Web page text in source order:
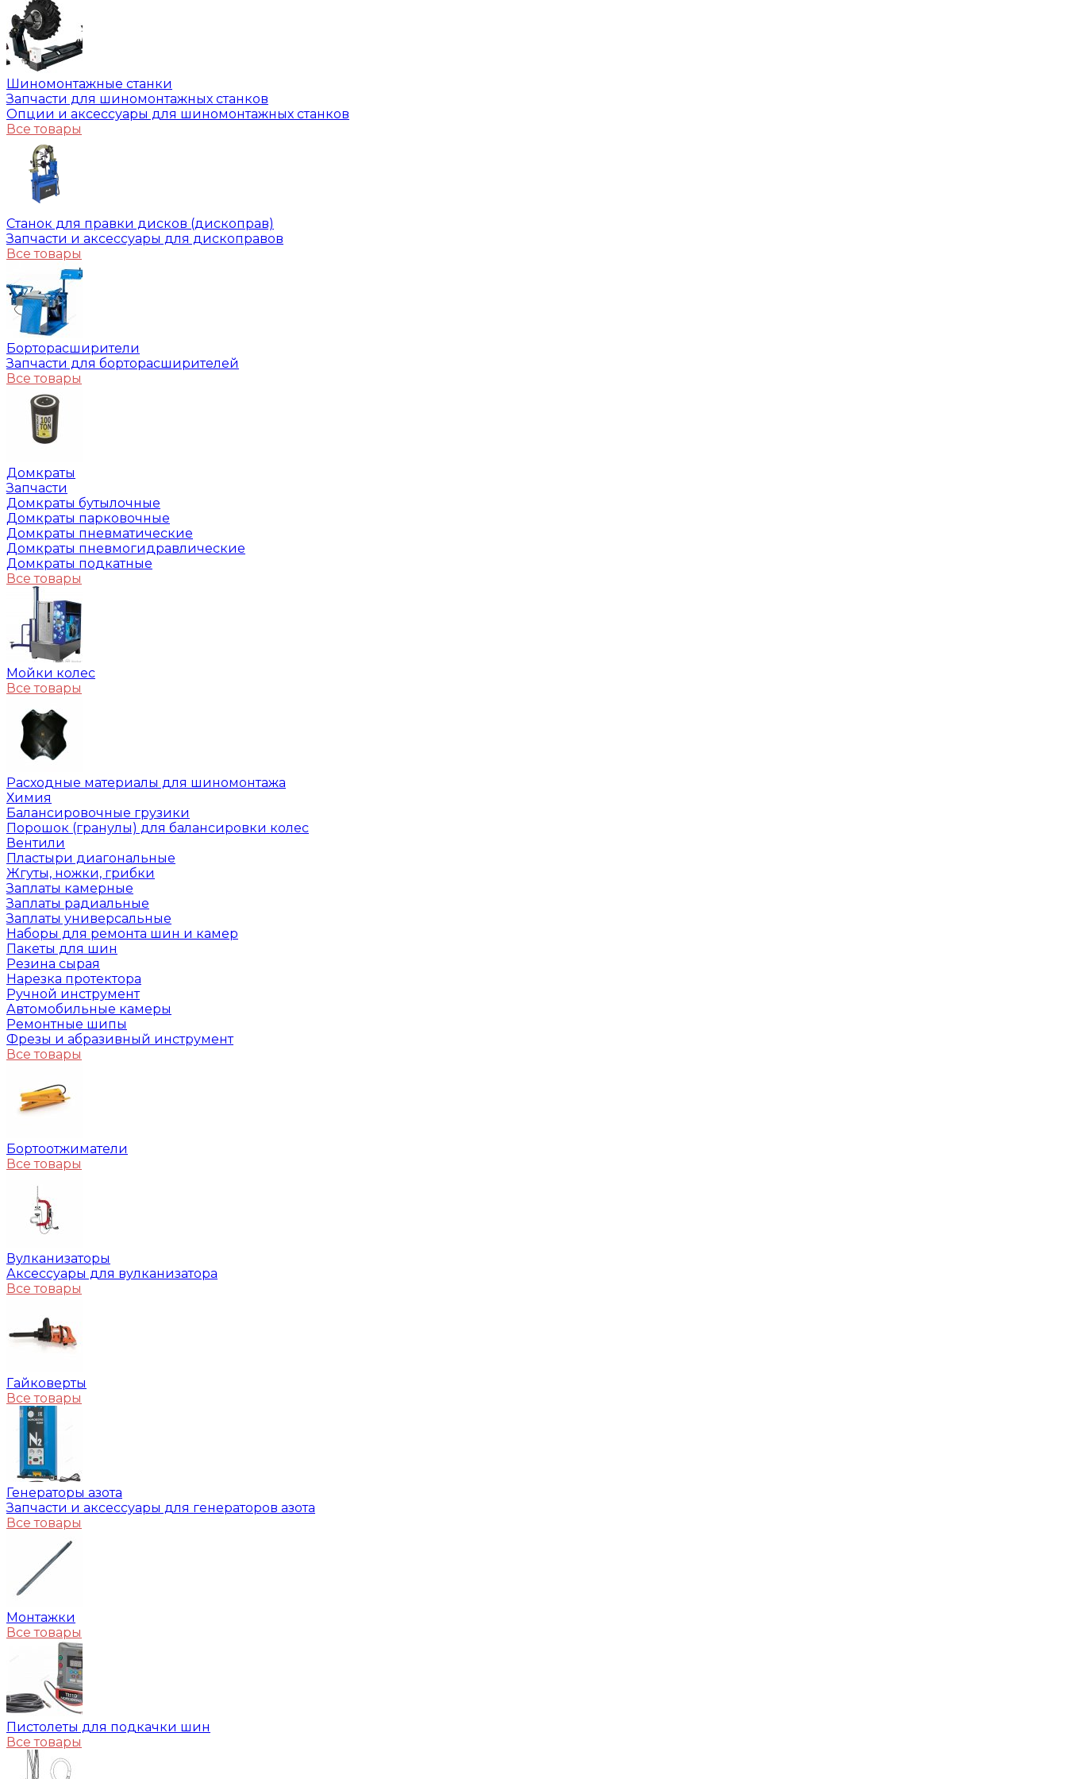
Шиномонтажные станки
Запчасти для шиномонтажных станков
Опции и аксессуары для шиномонтажных станков
Все товары
Станок для правки дисков (дископрав)
Запчасти и аксессуары для дископравов
Все товары
Борторасширители
Запчасти для борторасширителей
Все товары
Домкраты
Запчасти
Домкраты бутылочные
Домкраты парковочные
Домкраты пневматические
Домкраты пневмогидравлические
Домкраты подкатные
Все товары
Мойки колес
Все товары
Расходные материалы для шиномонтажа
Химия
Балансировочные грузики
Порошок (гранулы) для балансировки колес
Вентили
Пластыри диагональные
Жгуты, ножки, грибки
Заплаты камерные
Заплаты радиальные
Заплаты универсальные
Наборы для ремонта шин и камер
Пакеты для шин
Резина сырая
Нарезка протектора
Ручной инструмент
Автомобильные камеры
Ремонтные шипы
Фрезы и абразивный инструмент
Все товары
Бортоотжиматели
Все товары
Вулканизаторы
Аксессуары для вулканизатора
Все товары
Гайковерты
Все товары
Генераторы азота
Запчасти и аксессуары для генераторов азота
Все товары
Монтажки
Все товары
Пистолеты для подкачки шин
Все товары